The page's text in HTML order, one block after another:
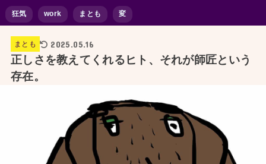
狂気 work まとも 変
まとも 2025.05.16
正しさを教えてくれるヒト、それが師匠という
存在。